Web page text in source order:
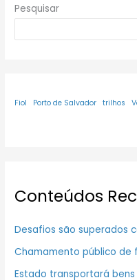
Pesquisar
Fiol Porto de Salvador trilhos
Conteúdos
Desafios são superados
Chamamento público de
Estado transportará